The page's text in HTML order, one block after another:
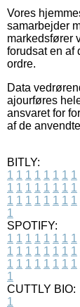
Vores
samarbejder
markedsfører
forudsat en af
ordre.
Data
ajourføres
ansvaret for
af de
BITLY:
1 1 1 1 1 1 1 1
1 1 1 1 1 1 1 1
1 1 1 1 1 1 1 1
1
SPOTIFY:
1 1 1 1 1 1 1 1
1 1 1 1 1 1 1 1
1 1 1 1 1 1 1 1
1
CUTTLY BIO:
1